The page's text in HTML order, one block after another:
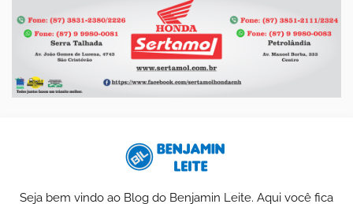
Seja bem vindo ao Blog do Benjamin Leite. Aqui você fica